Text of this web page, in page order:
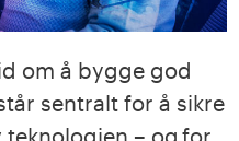
om å bygge god
sentralt for å sikre